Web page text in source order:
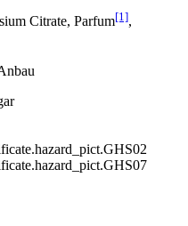
Citrate, Parfum[1],